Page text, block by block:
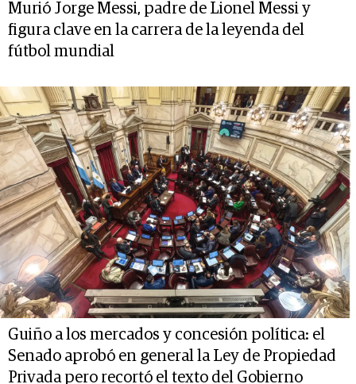
Murió Jorge Messi, padre de Lionel Messi y
figura clave en la carrera de la leyenda del
fútbol mundial
Guiño a los mercados y concesión política: el
Senado aprobó en general la Ley de Propiedad
Privada pero recortó el texto del Gobierno